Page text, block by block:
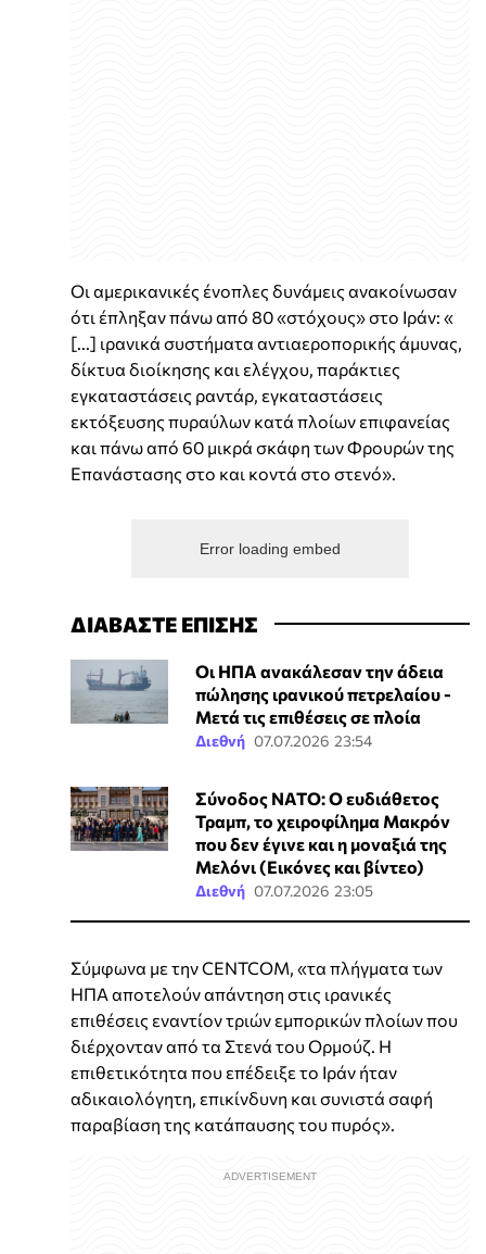
Οι αμερικανικές ένοπλες δυνάμεις ανακοίνωσαν
ότι έπληξαν πάνω από 80 «στόχους» στο Ιράν: «
[...] ιρανικά συστήματα αντιαεροπορικής άμυνας,
δίκτυα διοίκησης και ελέγχου, παράκτιες
εγκαταστάσεις ραντάρ, εγκαταστάσεις
εκτόξευσης πυραύλων κατά πλοίων επιφανείας
και πάνω από 60 μικρά σκάφη των Φρουρών της
Επανάστασης στο και κοντά στο στενό».
Error loading embed
ΔΙΑΒΑΣΤΕ ΕΠΙΣΗΣ
Οι ΗΠΑ ανακάλεσαν την άδεια
πώλησης ιρανικού πετρελαίου -
Μετά τις επιθέσεις σε πλοία
Διεθνή 07.07.2026 23:54
Σύνοδος ΝΑΤΟ: Ο ευδιάθετος
Τραμπ, το χειροφίλημα Μακρόν
που δεν έγινε και η μοναξιά της
Μελόνι (Εικόνες και βίντεο)
Διεθνή 07.07.2026 23:05
Σύμφωνα με την CENTCOM, «τα πλήγματα των
ΗΠΑ αποτελούν απάντηση στις ιρανικές
επιθέσεις εναντίον τριών εμπορικών πλοίων που
διέρχονταν από τα Στενά του Ορμούζ. Η
επιθετικότητα που επέδειξε το Ιράν ήταν
αδικαιολόγητη, επικίνδυνη και συνιστά σαφή
παραβίαση της κατάπαυσης του πυρός».